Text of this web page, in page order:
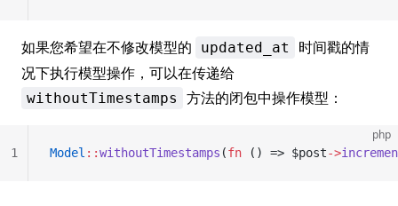
如果您希望在不修改模型的 updated_at
时间戳的情
况下执行模型操作，可以在传递给
withoutTimestamps 方法的闭包中操作模型：
php
Model ::withoutTimestamps (fn () => $post->
1